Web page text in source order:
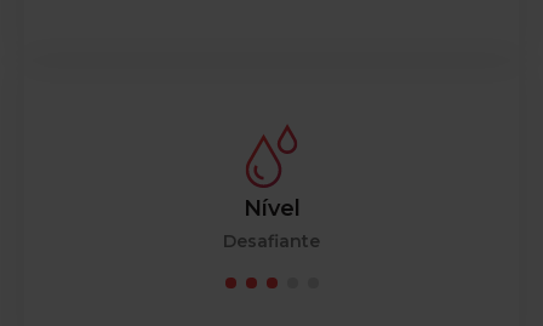
Nível
Desafiante